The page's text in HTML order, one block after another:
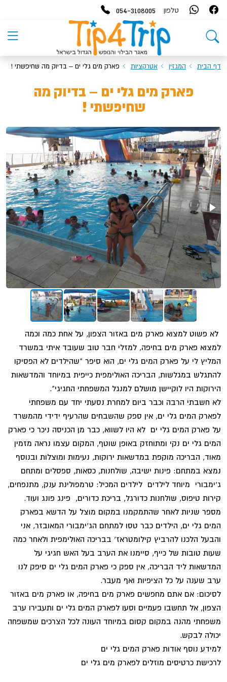
טלפון 054-3108005
דף הבית המגזין אטרקציות פארק מים גלי ים – בדיוק מה שחיפשתי !
פארק מים גלי ים – בדיוק מה
שחיפשתי !
לא פשוט למצוא פארק מים באזור הצפון, על אחת כמה וכמה
למצוא פארק מים בחיפה, למזלי חבר טוב שעובד איתי במשרד
המליץ לי על פארק המים גלי ים, הוא סיפר "שהילדים לא הפסיקו
להתגלש במגלשות, הבריכה האולימפית כייפית במיוחד והמדשאות
הירוקות היו לוקיישן מושלם למנגל המשפחתי החגיגי".
לא חשבתי הרבה וכבר ביום למחרת נסעתי יחד עם משפחתי
לפארק המים גלי ים, אין ספק שהשבחים שהרעיף ידידי מהמשרד
על פארק המים גלי ים לא היו לשווא, כבר מן הכניסה ניכר כי פארק
המים גלי ים נקי ומתוחזק באופן שוטף, המקום עצמו נראה מזמין
מאוד, הבריכה מוקפת במדשאות ירוקות, נעימות ומוצלות ובנוסף
נמצא במתחם: פינות ישיבה, שולחנות, כסאות, ספסלים ומתחם
ג'ימבורי מיוחד לילדים לילדים המכיל: טרמפולינת ענק, מתנפחים,
קירות טיפוס, שולחנות כדורגל, בריכת כדורים, פינג פונג ועוד.
מספר שניות לאחר שהתמקמנו במקום מוצל על הדשא בפארק
המים גלי ים, הילדים כבר טסו למתחם הג'ימבורי המאובזר, אני
והבעל הלכנו להרביץ קילומטראז' בבריכה האולימפית ולאחר כמה
שעות טובות של כייף, סיימנו את הערב בעל האש חגיגי על
המדשאות ליד הבריכה, אין ספק כי פארק המים גלי ים סיפק לנו
ערב שענה על כל הציפיות ואף מעבר.
לסיכום: אם אתם מחפשים פארק מים בחיפה, או פארק מים באזור
הצפון, אל תחשבו פעמיים וסעו לפארק המים גלי ים ותעבירו ערב
משפחתי מהנה במקום קסום במיוחד העונה לכל הצרכים שמשפחה
יכולה לבקש.
למידע נוסף אודות פארק המים גלי ים
לרכישת כרטיסים מוזלים לפארק מים גלי ים